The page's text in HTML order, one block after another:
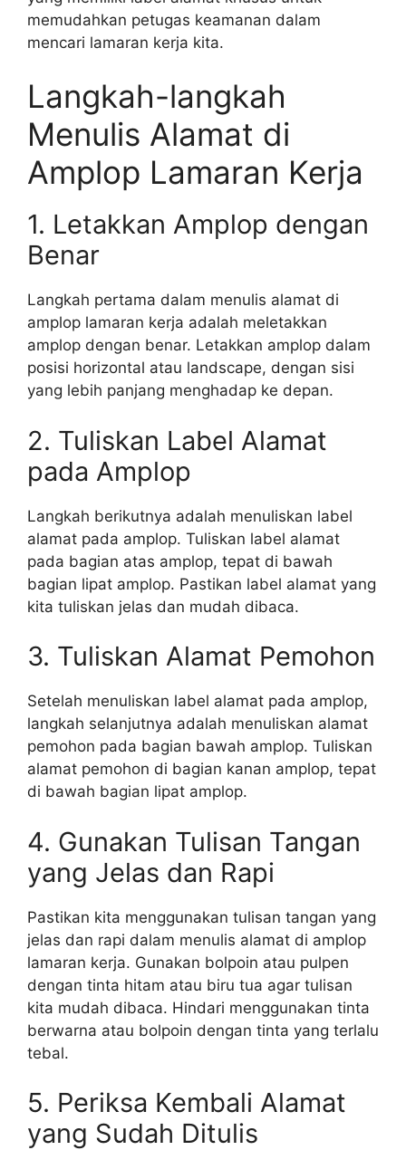
memudahkan petugas keamanan dalam
mencari lamaran kerja kita.
Langkah-langkah
Menulis Alamat di
Amplop Lamaran Kerja
1. Letakkan Amplop dengan
Benar
Langkah pertama dalam menulis alamat di
amplop lamaran kerja adalah meletakkan
amplop dengan benar. Letakkan amplop dalam
posisi horizontal atau landscape, dengan sisi
yang lebih panjang menghadap ke depan.
2. Tuliskan Label Alamat
pada Amplop
Langkah berikutnya adalah menuliskan label
alamat pada amplop. Tuliskan label alamat
pada bagian atas amplop, tepat di bawah
bagian lipat amplop. Pastikan label alamat yang
kita tuliskan jelas dan mudah dibaca.
3. Tuliskan Alamat Pemohon
Setelah menuliskan label alamat pada amplop,
langkah selanjutnya adalah menuliskan alamat
pemohon pada bagian bawah amplop. Tuliskan
alamat pemohon di bagian kanan amplop, tepat
di bawah bagian lipat amplop.
4. Gunakan Tulisan Tangan
yang Jelas dan Rapi
Pastikan kita menggunakan tulisan tangan yang
jelas dan rapi dalam menulis alamat di amplop
lamaran kerja. Gunakan bolpoin atau pulpen
dengan tinta hitam atau biru tua agar tulisan
kita mudah dibaca. Hindari menggunakan tinta
berwarna atau bolpoin dengan tinta yang terlalu
tebal.
5. Periksa Kembali Alamat
yang Sudah Ditulis